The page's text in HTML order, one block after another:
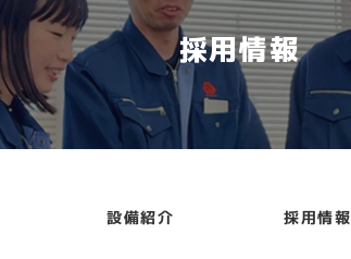
採用情報
設備紹介 採用情報